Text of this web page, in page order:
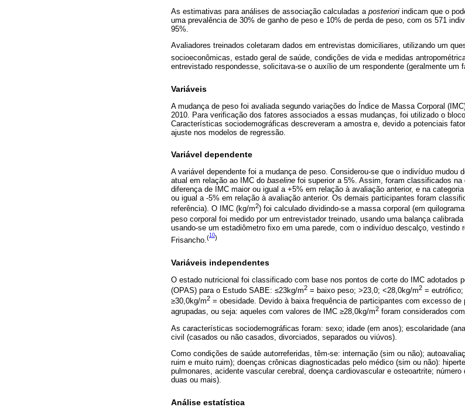
As estimativas para análises de associação calculadas a posteriori indicam que o
uma prevalência de 30% de ganho de peso e 10% de perda de peso, com os 571
95%.
Avaliadores treinados coletaram dados em entrevistas domiciliares, utilizando um
socioeconômicas, estado geral de saúde, condições de vida e medidas
entrevistado respondesse, solicitava-se o auxílio de um respondente (geralmente um
Variáveis
A mudança de peso foi avaliada segundo variações do Índice de Massa Corporal
2010. Para verificação dos fatores associados a essas mudanças, foi utilizado o
Características sociodemográficas descreveram a amostra e, devido a potenciais
ajuste nos modelos de regressão.
Variável dependente
A variável dependente foi a mudança de peso. Considerou-se que o indivíduo mudou
atual em relação ao IMC do baseline foi superior a 5%. Assim, foram classificados na
diferença de IMC maior ou igual a +5% em relação à avaliação anterior, e na
ou igual a -5% em relação à avaliação anterior. Os demais participantes foram
referência). O IMC (kg/m2) foi calculado dividindo-se a massa corporal (em
peso corporal foi medido por um entrevistador treinado, usando uma balança
usando-se um estadiômetro fixo em uma parede, com o indivíduo descalço, vestindo
Frisancho.(10)
Variáveis independentes
O estado nutricional foi classificado com base nos pontos de corte do IMC adotados
(OPAS) para o Estudo SABE: ≤23kg/m2 = baixo peso; >23,0; <28,0kg/m2 = eutrófico;
≥30,0kg/m2 = obesidade. Devido à baixa frequência de participantes com excesso
agrupadas, ou seja: aqueles com valores de IMC ≥28,0kg/m2 foram considerados
As características sociodemográficas foram: sexo; idade (em anos); escolaridade
civil (casados ou não casados, divorciados, separados ou viúvos).
Como condições de saúde autorreferidas, têm-se: internação (sim ou não);
ruim e muito ruim); doenças crônicas diagnosticadas pelo médico (sim ou não):
pulmonares, acidente vascular cerebral, doença cardiovascular e osteoartrite;
duas ou mais).
Análise estatística